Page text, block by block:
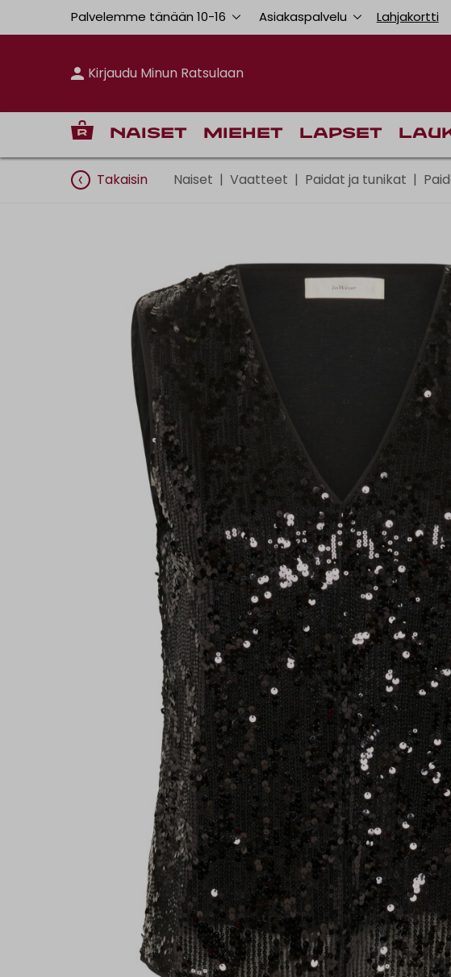
Palvelemme tänään 10-16 Asiakaspalvelu Lahjakortti
Kirjaudu Minun Ratsulaan
Naiset Miehet Lapset
Takaisin Naiset | Vaatteet | Paidat ja tunikat |